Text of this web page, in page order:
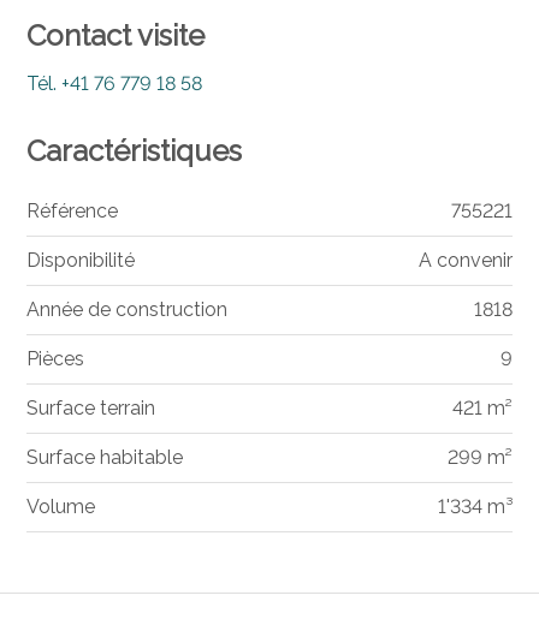
Contact visite
Tél.+41 76 779 18 58
Caractéristiques
Référence 755221
Disponibilité A convenir
Année de construction 1818
Pièces 9
Surface terrain 421 m²
Surface habitable 299 m²
Volume 1'334 m³